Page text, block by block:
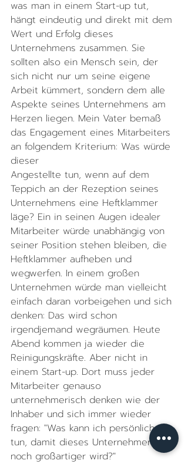
was man in einem Start-up tut,
hängt eindeutig und direkt mit dem
Wert und Erfolg dieses
Unternehmens zusammen. Sie
sollten also ein Mensch sein, der
sich nicht nur um seine eigene
Arbeit kümmert, sondern dem alle
Aspekte seines Unternehmens am
Herzen liegen. Mein Vater bemaß
das Engagement eines Mitarbeiters
an folgendem Kriterium: Was würde
dieser
Angestellte tun, wenn auf dem
Teppich an der Rezeption seines
Unternehmens eine Heftklammer
läge? Ein in seinen Augen idealer
Mitarbeiter würde unabhängig von
seiner Position stehen bleiben, die
Heftklammer aufheben und
wegwerfen. In einem großen
Unternehmen würde man vielleicht
einfach daran vorbeigehen und sich
denken: Das wird schon
irgendjemand wegräumen. Heute
Abend kommen ja wieder die
Reinigungskräfte. Aber nicht in
einem Start-up. Dort muss jeder
Mitarbeiter genauso
unternehmerisch denken wie der
Inhaber und sich immer wieder
fragen: "Was kann ich persönlich
tun, damit dieses Unternehmen
noch großartiger wird?"